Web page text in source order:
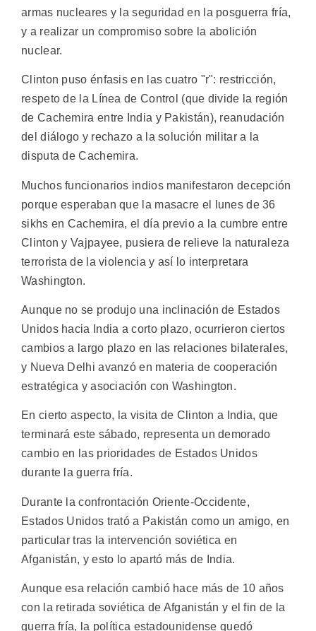
armas nucleares y la seguridad en la posguerra fría,
y a realizar un compromiso sobre la abolición
nuclear.
Clinton puso énfasis en las cuatro "r": restricción,
respeto de la Línea de Control (que divide la región
de Cachemira entre India y Pakistán), reanudación
del diálogo y rechazo a la solución militar a la
disputa de Cachemira.
Muchos funcionarios indios manifestaron decepción
porque esperaban que la masacre el lunes de 36
sikhs en Cachemira, el día previo a la cumbre entre
Clinton y Vajpayee, pusiera de relieve la naturaleza
terrorista de la violencia y así lo interpretara
Washington.
Aunque no se produjo una inclinación de Estados
Unidos hacia India a corto plazo, ocurrieron ciertos
cambios a largo plazo en las relaciones bilaterales,
y Nueva Delhi avanzó en materia de cooperación
estratégica y asociación con Washington.
En cierto aspecto, la visita de Clinton a India, que
terminará este sábado, representa un demorado
cambio en las prioridades de Estados Unidos
durante la guerra fría.
Durante la confrontación Oriente-Occidente,
Estados Unidos trató a Pakistán como un amigo, en
particular tras la intervención soviética en
Afganistán, y esto lo apartó más de India.
Aunque esa relación cambió hace más de 10 años
con la retirada soviética de Afganistán y el fin de la
guerra fría, la política estadounidense quedó